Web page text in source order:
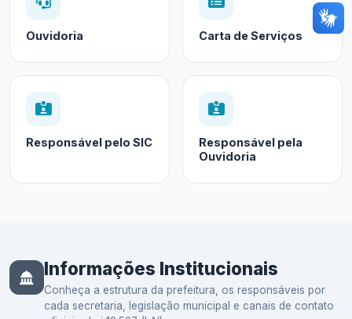
Ouvidoria Carta de Serviços
Responsável pelo SIC
Responsável pela
Ouvidoria
Informações Institucionais
Conheça a estrutura da prefeitura, os responsáveis por
cada secretaria, legislação municipal e canais de contato